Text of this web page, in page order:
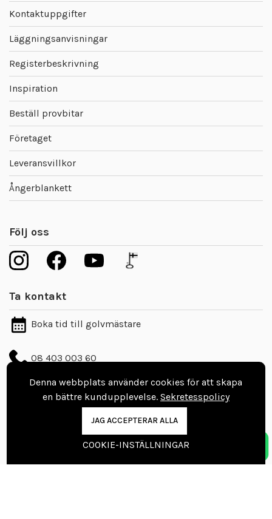
Kontaktuppgifter
Läggningsanvisningar
Registerbeskrivning
Inspiration
Beställ provbitar
Företaget
Leveransvillkor
Ångerblankett
Följ oss
Ta kontakt
Boka tid till golvmästare
08 403 003 60
info@vinylgolvbutiken.se
Kontaktuppgifter
Pajakuja 7, 62100 Lapua
Denna webbplats använder cookies för att skapa
en bättre kundupplevelse. Sekretesspolicy
JAG ACCEPTERAR ALLA
COOKIE-INSTÄLLNINGAR